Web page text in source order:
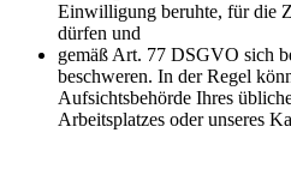
Einwilligung beruhte, für die
dürfen und
gemäß Art. 77 DSGVO sich
beschweren. In der Regel
Aufsichtsbehörde Ihres
Arbeitsplatzes oder unseres